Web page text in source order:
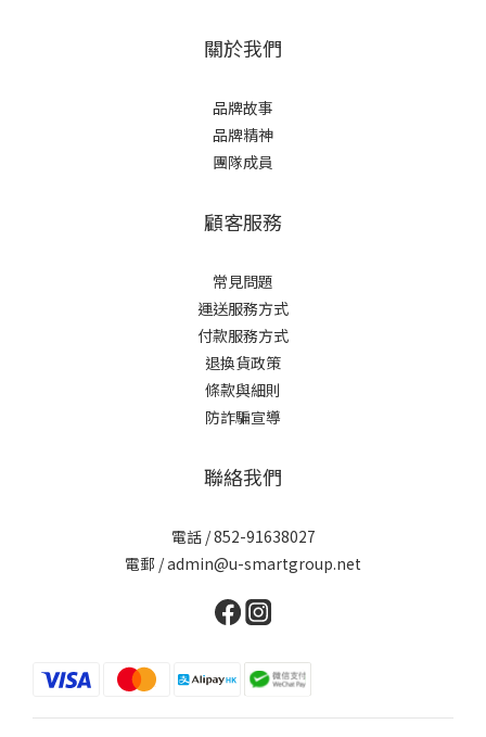
關於我們
品牌故事
品牌精神
團隊成員
顧客服務
常見問題
運送服務方式
付款服務方式
退換貨政策
條款與細則
防詐騙宣導
聯絡我們
電話 / 852-91638027
電郵 / admin@u-smartgroup.net